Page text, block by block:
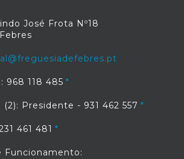
José Frota Nº18
968 118 485
Presidente - 931 462 557
461 481
Funcionamento: